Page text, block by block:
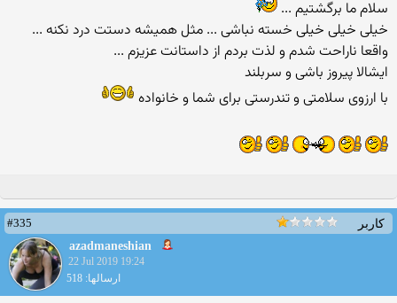
سلام ما برگشتیم ...
خیلی خیلی خیلی خسته نباشی ... مثل همیشه دستت درد نکنه ...
واقعا ناراحت شدم و لذت بردم از داستانت عزیزم ...
ایشالا پیروز باشی و سربلند
با ارزوی سلامتی و تندرستی برای شما و خانواده
کاربر
#335
azadmaneshian
22 Jul 2019 19:24
ارسالها: 518